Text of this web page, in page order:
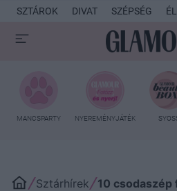
SZTÁROK DIVAT SZÉPSÉG
MANCSPARTY NYEREMÉNYJÁTÉK
Sztárhírek 10